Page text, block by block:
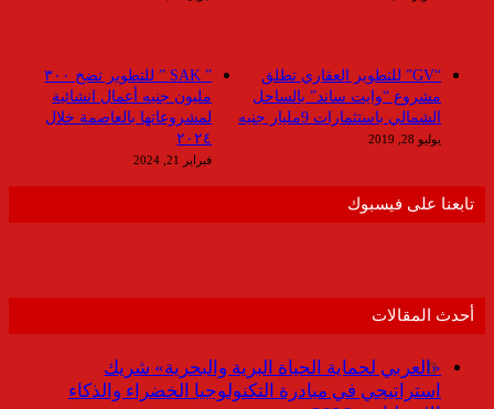
” SAK ” للتطوير تضخ ٣٠٠
مليون جنيه أعمال انشائية
لمشروعاتها بالعاصمة خلال
٢٠٢٤
فبراير 21, 2024
“GV” للتطوير العقاري تطلق
مشروع “وايت ساند” بالساحل
الشمالي باستثمارات 9مليار جنيه
يوليو 28, 2019
تابعنا على فيسبوك
أحدث المقالات
«العربي لحماية الحياة البرية والبحرية» شريك
استراتيجي في مبادرة التكنولوجيا الخضراء والذكاء